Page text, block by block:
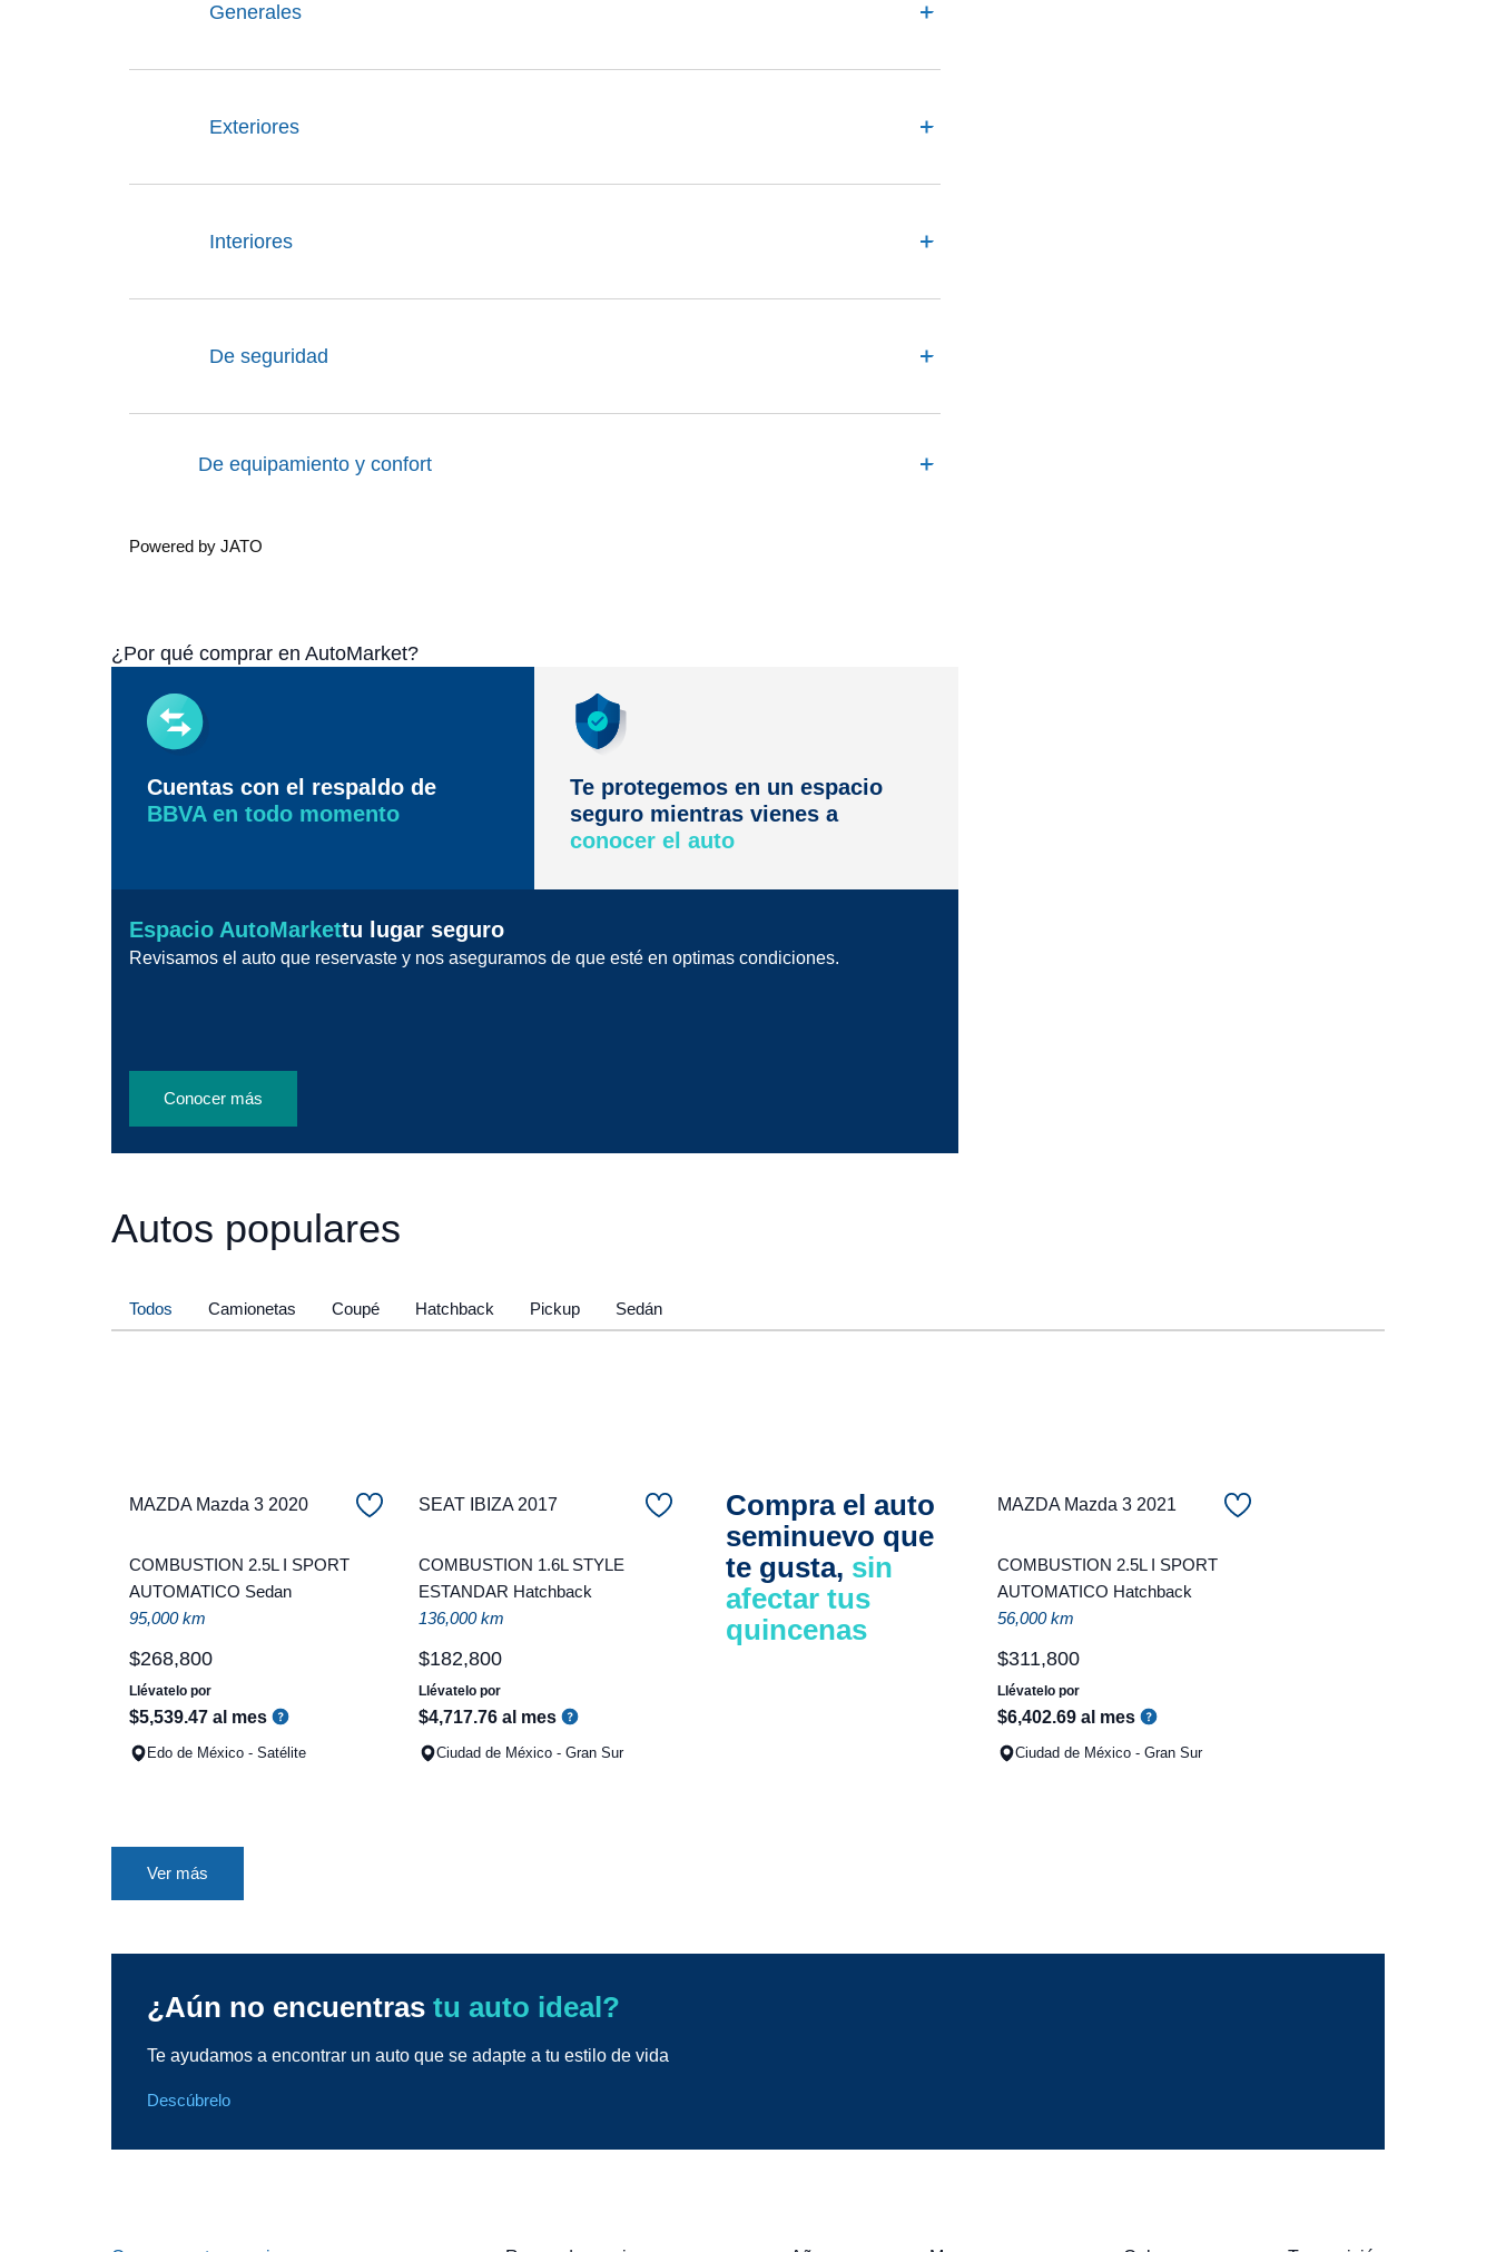
Generales
Exteriores
Interiores
De seguridad
De equipamiento y confort
Powered by JATO
¿Por qué comprar en AutoMarket?
Cuentas con el respaldo de
BBVA en todo momento
Te protegemos en un espacio
seguro mientras vienes a
conocer el auto
Espacio AutoMarkettu lugar seguro
Revisamos el auto que reservaste y nos aseguramos de que esté en optimas condiciones.
Conocer más
Autos populares
Todos Camionetas Coupé Hatchback Pickup Sedán
MAZDA Mazda 3 2020
COMBUSTION 2.5L I SPORT
AUTOMATICO Sedan
95,000 km
$268,800
Llévatelo por
$5,539.47 al mes
Edo de México - Satélite
SEAT IBIZA 2017
COMBUSTION 1.6L STYLE
ESTANDAR Hatchback
136,000 km
$182,800
Llévatelo por
$4,717.76 al mes
Ciudad de México - Gran Sur
Compra el auto
seminuevo que
te gusta, sin
afectar tus
quincenas
MAZDA Mazda 3 2021
COMBUSTION 2.5L I SPORT
AUTOMATICO Hatchback
56,000 km
$311,800
Llévatelo por
$6,402.69 al mes
Ciudad de México - Gran Sur
Ver más
¿Aún no encuentras tu auto ideal?
Te ayudamos a encontrar un auto que se adapte a tu estilo de vida
Descúbrelo